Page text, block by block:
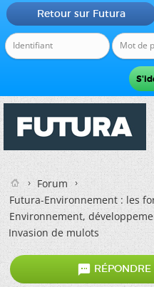
Retour sur Futura
Forum
Futura-Environnement : les
Environnement,
Invasion de mulots
